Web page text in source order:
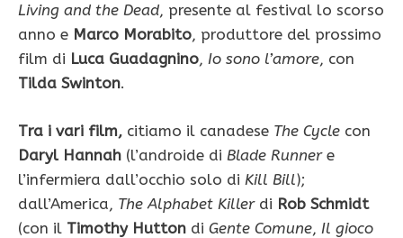
Living and the Dead, presente al festival lo scorso
anno e Marco Morabito, produttore del prossimo
film di Luca Guadagnino, Io sono l’amore, con
Tilda Swinton.
Tra i vari film, citiamo il canadese The Cycle con
Daryl Hannah (l’androide di Blade Runner e
l’infermiera dall’occhio solo di Kill Bill);
dall’America, The Alphabet Killer di Rob Schmidt
(con il Timothy Hutton di Gente Comune, Il gioco